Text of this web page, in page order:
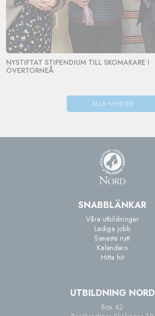
NYSTIFTAT STIPENDIUM TILL SKOMAKARE I
ÖVERTORNEÅ
ALLA NYHETER
SNABBLÄNKAR
Våra utbildningar
Lediga jobb
Senaste nytt
Kalendern
Hitta hit
UTBILDNING NORD
Box 42